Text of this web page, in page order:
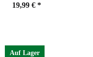
19,99 € *
Auf Lager